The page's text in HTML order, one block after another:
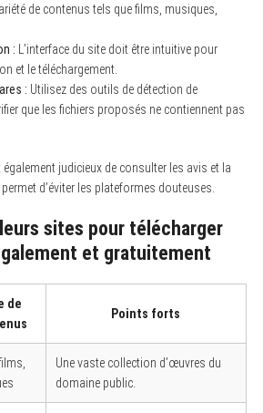
de contenus tels que films, musiques,
: L’interface du site doit être intuitive pour
et le téléchargement.
: Utilisez des outils de détection de
que les fichiers proposés ne contiennent pas
également judicieux de consulter les avis et la
d’éviter les plateformes douteuses.
sites pour télécharger
et gratuitement
de
Points forts
Une vaste collection d’œuvres du
domaine public.